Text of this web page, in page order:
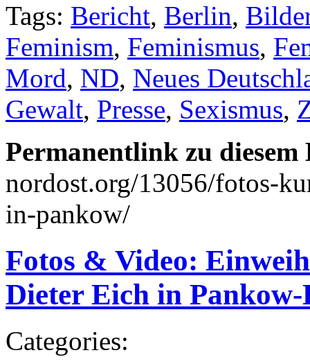
Tags: Bericht, Berlin,
Feminism, Feminismus,
Mord, ND, Neues
Gewalt, Presse, Sexismus,
Permanentlink zu
nordost.org/13056/fotos-
in-pankow/
Fotos & Video:
Dieter Eich in Pankow-
Categories: